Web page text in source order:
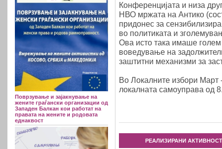
Поврзување и зајакнување на
жените граѓански организации од
Западен Балкан кои работат на
правата на жените и родовата
еднаквост
Конференцијата и низа
НВО мржата на Антико
придонес за
во политиката и
Ова исто така имаше голем
воведување на
заштитни механизми за
Во Локалните избори Март
локалната самоуправа од
РЕАЛИЗИРАНИ